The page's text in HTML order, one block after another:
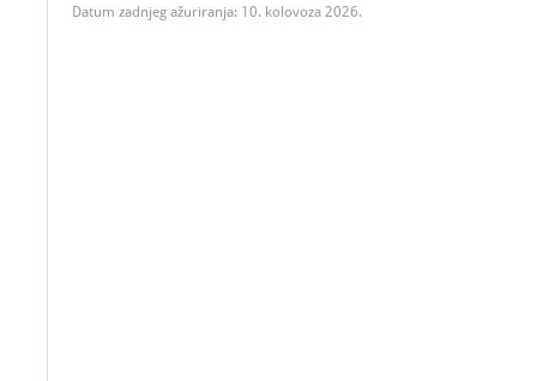
Datum zadnjeg ažuriranja: 10. kolovoza 2026.